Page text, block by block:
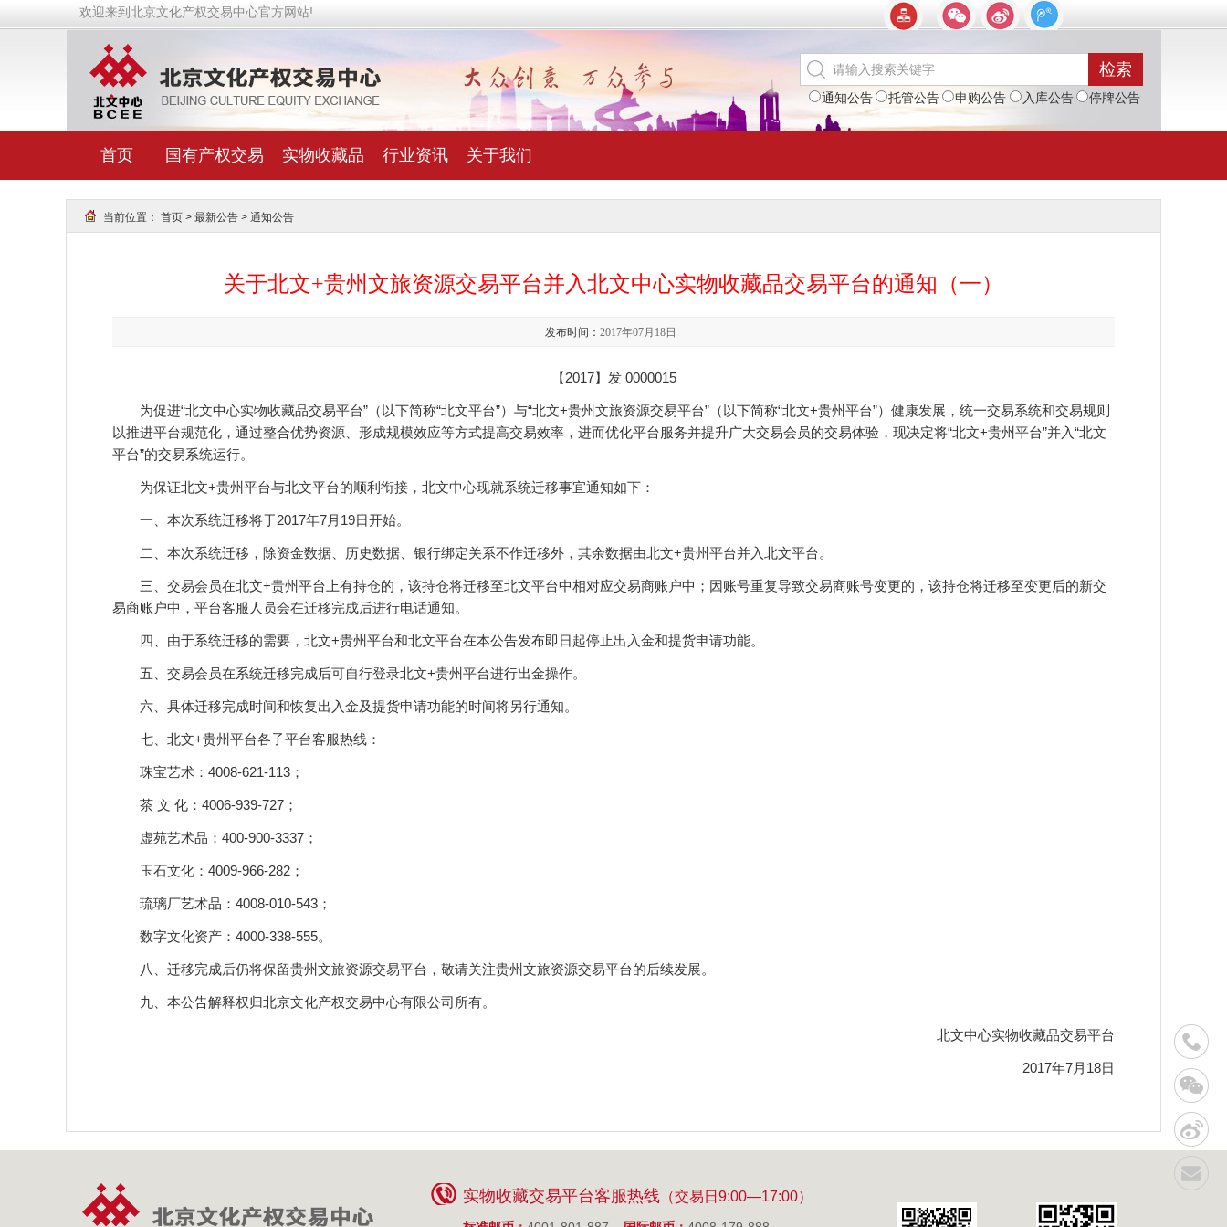
欢迎来到北京文化产权交易中心官方网站!
通知公告 托管公告 申购公告 入库公告 停牌公告
首页 国有产权交易 实物收藏品 行业资讯 关于我们
当前位置： 首页 > 最新公告 > 通知公告
关于北文+贵州文旅资源交易平台并入北文中心实物收藏品交易平台的通知（一）
发布时间： 2017年07月18日
【2017】发 0000015
为促进“北文中心实物收藏品交易平台”（以下简称“北文平台”）与“北文+贵州文旅资源交易平台”（以下简称“北文+贵州平台”）健康发展，统一交易系统和交易规则
以推进平台规范化，通过整合优势资源、形成规模效应等方式提高交易效率，进而优化平台服务并提升广大交易会员的交易体验，现决定将“北文+贵州平台”并入“北文
平台”的交易系统运行。
为保证北文+贵州平台与北文平台的顺利衔接，北文中心现就系统迁移事宜通知如下：
一、本次系统迁移将于2017年7月19日开始。
二、本次系统迁移，除资金数据、历史数据、银行绑定关系不作迁移外，其余数据由北文+贵州平台并入北文平台。
三、交易会员在北文+贵州平台上有持仓的，该持仓将迁移至北文平台中相对应交易商账户中；因账号重复导致交易商账号变更的，该持仓将迁移至变更后的新交
易商账户中，平台客服人员会在迁移完成后进行电话通知。
四、由于系统迁移的需要，北文+贵州平台和北文平台在本公告发布即日起停止出入金和提货申请功能。
五、交易会员在系统迁移完成后可自行登录北文+贵州平台进行出金操作。
六、具体迁移完成时间和恢复出入金及提货申请功能的时间将另行通知。
七、北文+贵州平台各子平台客服热线：
珠宝艺术：4008-621-113；
茶 文 化：4006-939-727；
虚苑艺术品：400-900-3337；
玉石文化：4009-966-282；
琉璃厂艺术品：4008-010-543；
数字文化资产：4000-338-555。
八、迁移完成后仍将保留贵州文旅资源交易平台，敬请关注贵州文旅资源交易平台的后续发展。
九、本公告解释权归北京文化产权交易中心有限公司所有。
北文中心实物收藏品交易平台
2017年7月18日
实物收藏交易平台客服热线 （交易日9:00—17:00）